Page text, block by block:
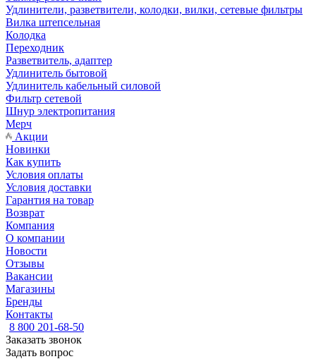
Удлинители, разветвители, колодки, вилки, сетевые фильтры
Вилка штепсельная
Колодка
Переходник
Разветвитель, адаптер
Удлинитель бытовой
Удлинитель кабельный силовой
Фильтр сетевой
Шнур электропитания
Мерч
Акции
Новинки
Как купить
Условия оплаты
Условия доставки
Гарантия на товар
Возврат
Компания
О компании
Новости
Отзывы
Вакансии
Магазины
Бренды
Контакты
8 800 201-68-50
Заказать звонок
Задать вопрос